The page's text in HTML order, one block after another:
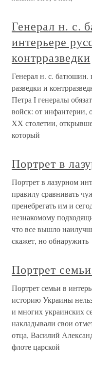
Генерал н. с.
интерьере
контрразведки
Генерал н. с. батюшин.
разведки и
Петра I генералы
войск: от инфантерии,
XX столетии,
который
Портрет в
Портрет в лазурном
правилу сравнивать
пренебрегать им и
незнакомому
что все вышло
скажет, но обнаружить
Портрет
Портрет семьи в
историю Украины
и многих украинских
накладывали свои
отца, Василий
флоте царской